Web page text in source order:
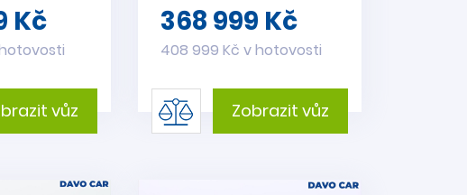
Kč
vůz
368 999 Kč
408 999 Kč v hotovosti
Zobrazit vůz